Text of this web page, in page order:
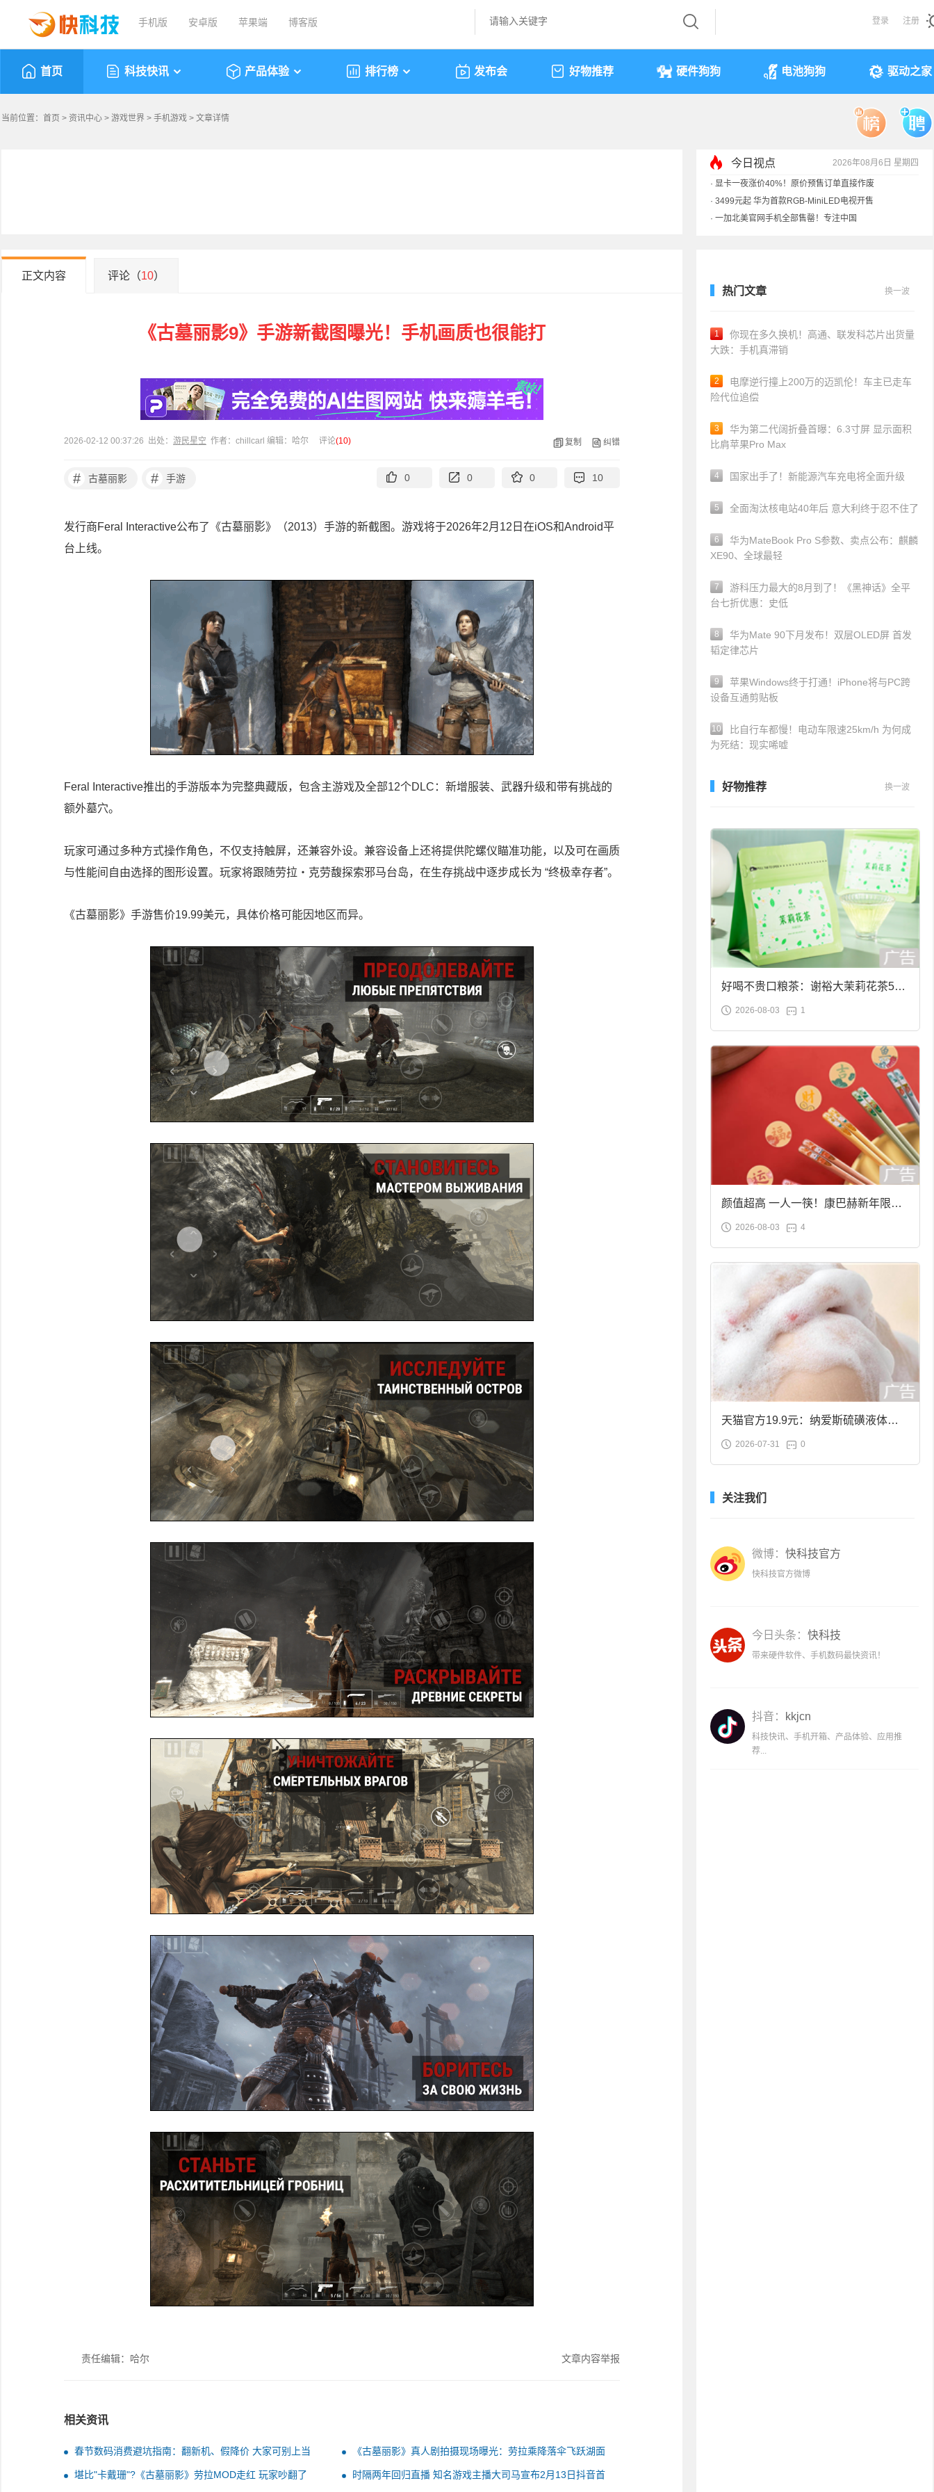
手机版 安卓版 苹果端 博客版 登录 注册
首页 科技快讯 产品体验 排行榜 发布会 好物推荐 硬件狗狗 电池狗狗 驱动之家
当前位置： 首页 > 资讯中心 > 游戏世界 > 手机游戏 > 文章详情
今日视点 2026年08月6日 星期四
· 显卡一夜涨价40%！原价预售订单直接作废
· 3499元起 华为首款RGB-MiniLED电视开售
· 一加北美官网手机全部售罄！专注中国
正文内容 评论（10）
《古墓丽影9》手游新截图曝光！手机画质也很能打
2026-02-12 00:37:26 出处： 游民星空 作者：chillcarl 编辑：哈尔 评论(10) 复制 纠错
# 古墓丽影 # 手游 0 0 0 10
发行商Feral Interactive公布了《古墓丽影》（2013）手游的新截图。游戏将于2026年2月12日在iOS和Android平
台上线。
Feral Interactive推出的手游版本为完整典藏版，包含主游戏及全部12个DLC：新增服装、武器升级和带有挑战的
额外墓穴。
玩家可通过多种方式操作角色，不仅支持触屏，还兼容外设。兼容设备上还将提供陀螺仪瞄准功能，以及可在画质
与性能间自由选择的图形设置。玩家将跟随劳拉・克劳馥探索邪马台岛，在生存挑战中逐步成长为 “终极幸存者”。
《古墓丽影》手游售价19.99美元，具体价格可能因地区而异。
责任编辑：哈尔 文章内容举报
相关资讯
春节数码消费避坑指南：翻新机、假降价 大家可别上当 《古墓丽影》真人剧拍摄现场曝光：劳拉乘降落伞飞跃湖面
堪比"卡戴珊"?《古墓丽影》劳拉MOD走红 玩家吵翻了
时隔两年回归直播 知名游戏主播大司马宣布2月13日抖音首
热门文章 换一波
1
你现在多久换机！高通、联发科芯片出货量
大跌：手机真滞销
2
电摩逆行撞上200万的迈凯伦！车主已走车
险代位追偿
3
华为第二代阔折叠首曝：6.3寸屏 显示面积
比肩苹果Pro Max
4 国家出手了！新能源汽车充电将全面升级
5 全面淘汰核电站40年后 意大利终于忍不住了
6
华为MateBook Pro S参数、卖点公布：麒麟
XE90、全球最轻
7
游科压力最大的8月到了！《黑神话》全平
台七折优惠：史低
8
华为Mate 90下月发布！双层OLED屏 首发
韬定律芯片
9
苹果Windows终于打通！iPhone将与PC跨
设备互通剪贴板
10
比自行车都慢！电动车限速25km/h 为何成
为死结：现实唏嘘
好物推荐 换一波
好喝不贵口粮茶：谢裕大茉莉花茶50g
袋装9.9元到手
2026-08-03 1
颜值超高 一人一筷！康巴赫新年限定
合金筷子大促：19.9元
2026-08-03 4
天猫官方19.9元：纳爱斯硫磺液体香
皂2斤大促
2026-07-31 0
关注我们
微博： 快科技官方
快科技官方微博
今日头条： 快科技
带来硬件软件、手机数码最快资讯！
抖音： kkjcn
科技快讯、手机开箱、产品体验、应用推
荐...